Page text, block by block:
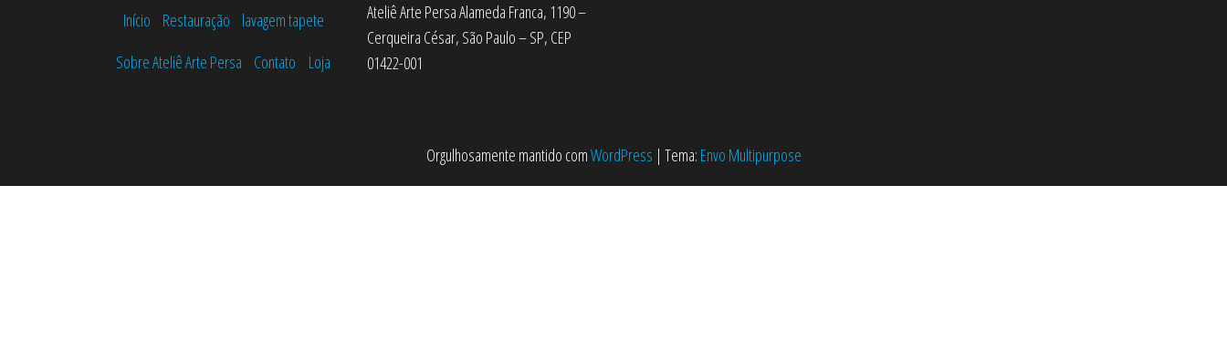
Início Restauração
lavagem tapete
Sobre Ateliê Arte Persa
Contato Loja
Ateliê Arte Persa Alameda Franca, 1190 –
Cerqueira César, São Paulo – SP, CEP
01422-001
Orgulhosamente mantido comWordPress | Tema: Envo Multipurpose